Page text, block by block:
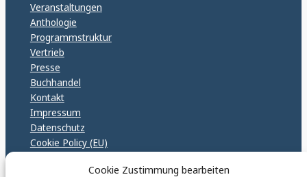
Cookie Zustimmung bearbeiten
Veranstaltungen
Anthologie
Programmstruktur
Vertrieb
Presse
Buchhandel
Kontakt
Impressum
Datenschutz
Cookie Policy (EU)